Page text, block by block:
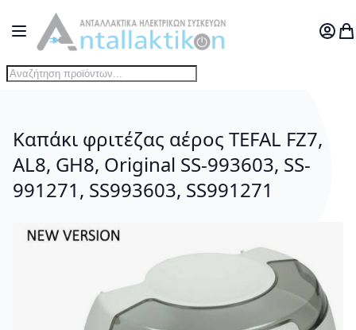
Μετάβαση στο περιεχόμενο
Toggle Nav
Ο
Καπάκι φριτέζας αέρος TEFAL FZ7,
AL8, GH8, Original SS-993603, SS-
991271, SS993603, SS991271